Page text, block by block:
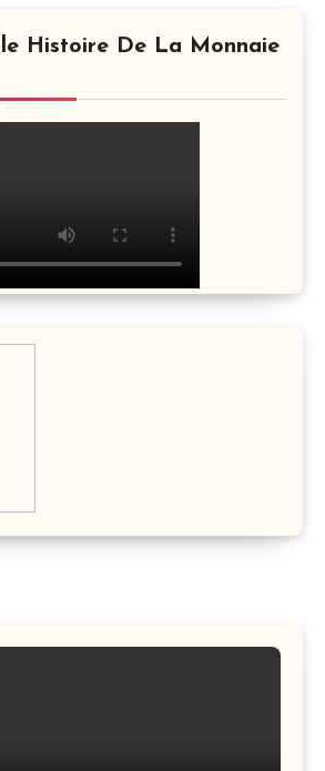
Histoire De La Monnaie